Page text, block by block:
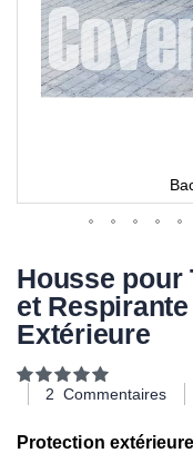
Housse pour
et
Extérieure
Notation:
100
2 Commentaires
Protection